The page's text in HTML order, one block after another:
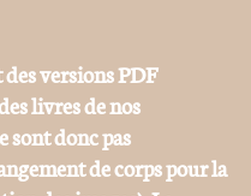
versions PDF
livres de nos
sont donc pas
de corps pour la